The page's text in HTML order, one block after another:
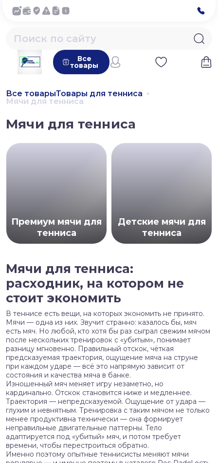
Все
товары
Все товарыТовары для тенниса
Мячи для тенниса
Мячи для тенниса
Премиум мячи для
тенниса
Детские мячи для
тенниса
Мячи для тенниса:
расходник, на котором не
стоит экономить
В теннисе есть вещи, на которых экономить не принято.
Мячи — одна из них. Звучит странно: казалось бы, мяч
есть мяч. Но любой, кто хотя бы раз сыграл свежим мячом
после нескольких тренировок с «убитым», понимает
разницу мгновенно. Правильный отскок, чёткая
предсказуемая траектория, ощущение мяча на струне
при каждом ударе — всё это напрямую зависит от
состояния и качества мяча в банке.
Изношенный мяч меняет игру незаметно, но
кардинально. Отскок становится ниже и медленнее.
Траектория — непредсказуемой. Ощущение от удара —
глухим и невнятным. Тренировка с таким мячом не только
менее продуктивна технически — она формирует
неправильные двигательные паттерны. Тело
адаптируется под «убитый» мяч, и потом требует
времени, чтобы перестроиться обратно.
Именно поэтому опытные теннисисты меняют мячи